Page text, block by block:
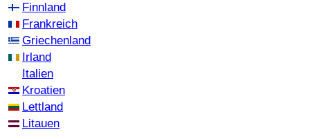
Finnland
Frankreich
Griechenland
Irland
Italien
Kroatien
Lettland
Litauen